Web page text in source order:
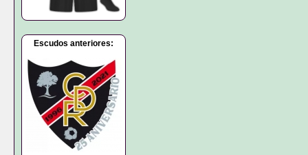
Escudos anteriores: